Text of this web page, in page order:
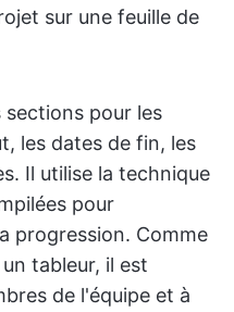
sur une feuille de
sections pour les
les dates de fin, les
Il utilise la technique
pour
progression. Comme
tableur, il est
de l'équipe et à